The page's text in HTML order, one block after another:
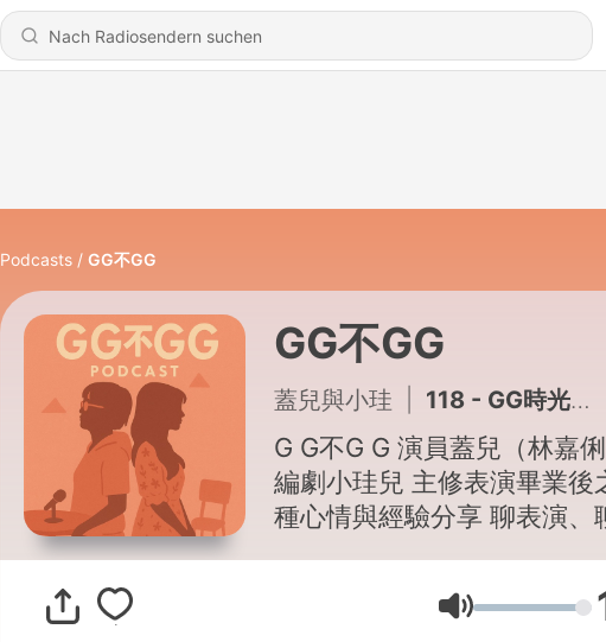
Podcasts GG不GG
GG不GG
蓋兒與小珪 118 - GG時光盒—EP36 從長假中聊劇作家刻劃女性角色初衷
G G不G G 演員蓋兒（林嘉
編劇小珪兒 主修表演畢業後之各
種心情與經驗分享 聊表演、聊生
植製作～ Let’s start ～高能
聊！ 有點ㄎ一ㄤ、有點正念
Lautstärke